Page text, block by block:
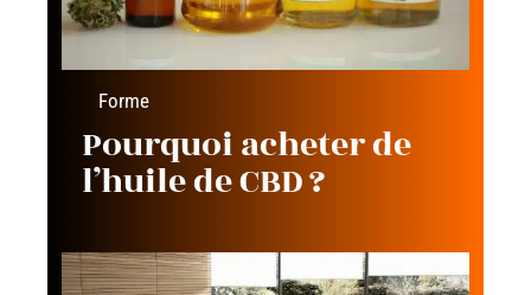
Forme
Pourquoi acheter de
l’huile de CBD ?